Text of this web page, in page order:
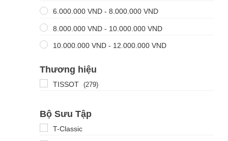
6.000.000 VND- 8.000.000 VND
8.000.000 VND- 10.000.000 VND
10.000.000 VND- 12.000.000 VND
Thương hiệu
TISSOT (279)
Bộ Sưu Tập
T-Classic